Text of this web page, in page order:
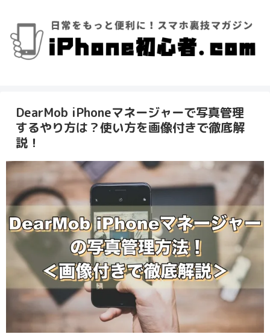
DearMob iPhoneマネージャーで写真管理
するやり方は？使い方を画像付きで徹底解
説！